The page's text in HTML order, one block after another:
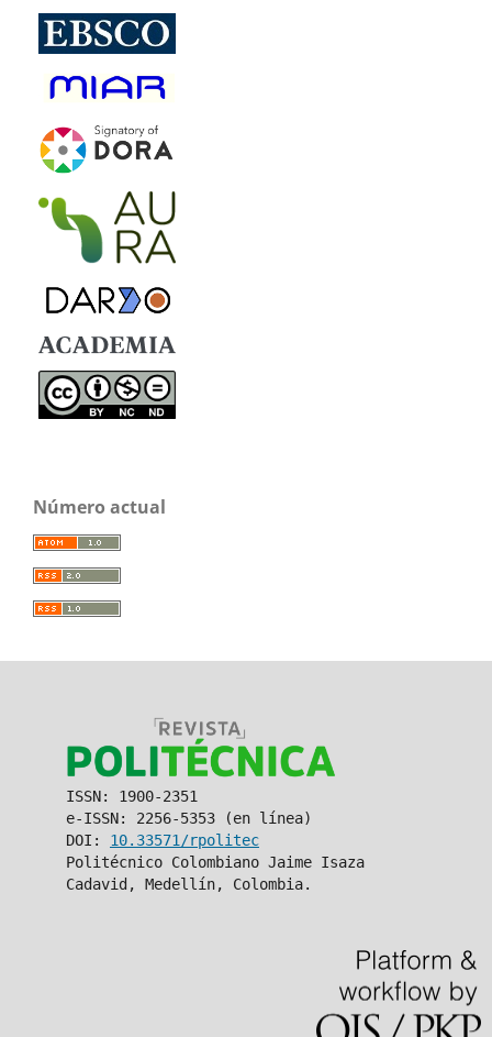
Número actual
ISSN: 1900-2351
e-ISSN: 2256-5353 (en línea)
DOI: 10.33571/rpolitec
Politécnico Colombiano Jaime Isaza
Cadavid, Medellín, Colombia.